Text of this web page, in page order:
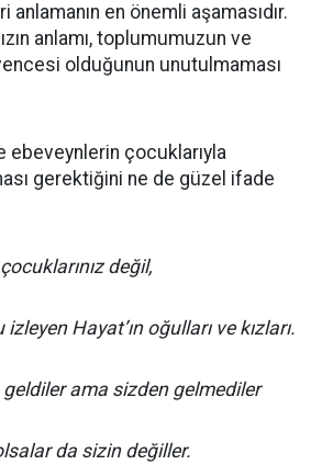
anlamanın en önemli aşamasıdır.
anlamı, toplumumuzun ve
olduğunun unutulmaması
ebeveynlerin çocuklarıyla
gerektiğini ne de güzel ifade
değil,
Hayat’ın oğulları ve kızları.
geldiler ama sizden gelmediler
da sizin değiller.